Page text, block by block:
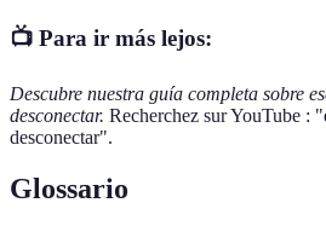
📺 Para ir más lejos:
Descubre nuestra guía completa sobre
desconectar. Recherchez sur YouTube :
desconectar".
Glossario